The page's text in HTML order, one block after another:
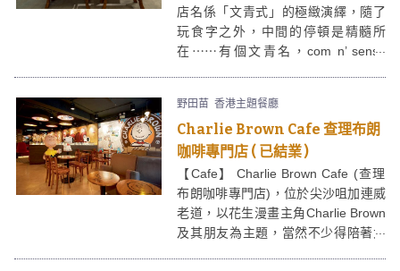
店名係「文青式」的極緻演繹，隨了
玩食字之外，中間的停頓是精髓所
在⋯⋯有個文青名，com n’ sense
啦﹗
野田苗 香港主題餐廳
Charlie Brown Cafe 查理布朗
咖啡專門店 ( 已結業 )
【Cafe】 Charlie Brown Cafe (查理
布朗咖啡專門店)，位於尖沙咀加連威
老道，以花生漫畫主角Charlie Brown
及其朋友為主題，當然不少得陪著大